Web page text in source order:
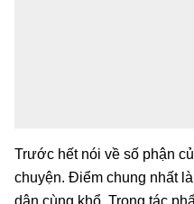
Trước hết nói về số phận
chuyện. Điểm chung nhất
dân cùng khổ. Trong tác